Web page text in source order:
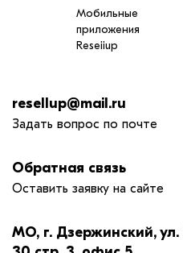
Мобильные
приложения
Reseiiup
resellup@mail.ru
Задать вопрос по почте
Обратная связь
Оставить заявку на сайте
МО, г. Дзержинский, ул.